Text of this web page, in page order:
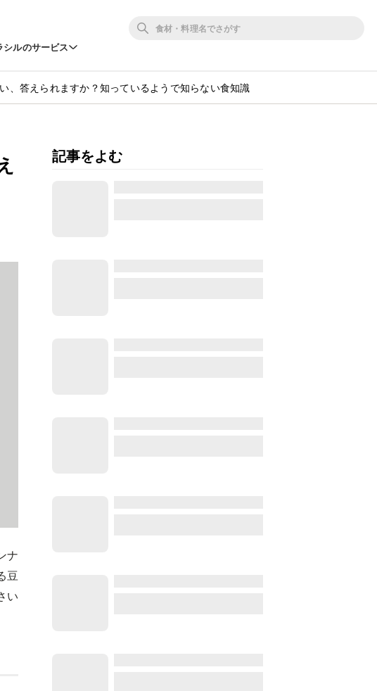
シルのサービス
、答えられますか？知っているようで知らない食知識
ナ
豆
い
記事をよむ